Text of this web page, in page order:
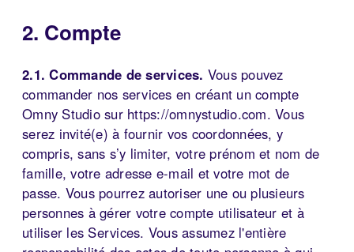
2. Compte
2.1. Commande de services. Vous pouvez
commander nos services en créant un compte
Omny Studio sur https://omnystudio.com. Vous
serez invité(e) à fournir vos coordonnées, y
compris, sans s’y limiter, votre prénom et nom de
famille, votre adresse e-mail et votre mot de
passe. Vous pourrez autoriser une ou plusieurs
personnes à gérer votre compte utilisateur et à
utiliser les Services. Vous assumez l'entière